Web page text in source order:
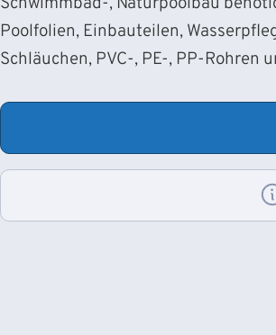
Poolfolien, Einbauteilen,
Schläuchen, PVC-, PE-, PP-Rohren